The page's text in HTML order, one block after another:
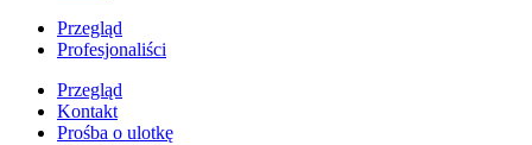
Przegląd
Profesjonaliści
Przegląd
Kontakt
Prośba o ulotkę